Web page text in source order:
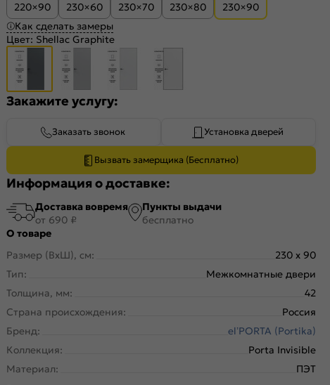
220×90
230×60 230×70 230×80
230×90
Как сделать замеры
Цвет: Shellac Graphite
Закажите услугу:
Заказать звонок Установка дверей
Вызвать замерщика (Бесплатно)
Информация о доставке:
Доставка вовремя
от 690 ₽
Пункты выдачи
бесплатно
О товаре
Размер (ВхШ), см:
230 x 90
Тип:
Межкомнатные двери
Толщина, мм:
42
Страна происхождения:
Россия
Бренд:
el’PORTA (Portika)
Коллекция:
Porta Invisible
Материал:
ПЭТ